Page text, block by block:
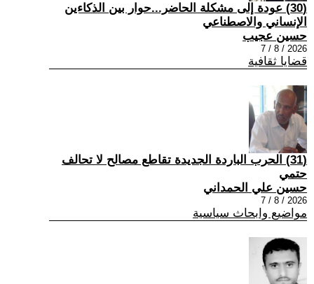
(30) عودة إلى مشكلة الحاضر...حوار بين الذكاءين
الإنساني والاصطناعي
حسين عجيب
2026 / 8 / 7
قضايا ثقافية
(31) الحرب الباردة الجديدة تقاطع مصالح لا تحالف
حتمي
حسين علي الحمداني
2026 / 8 / 7
مواضيع وابحاث سياسية